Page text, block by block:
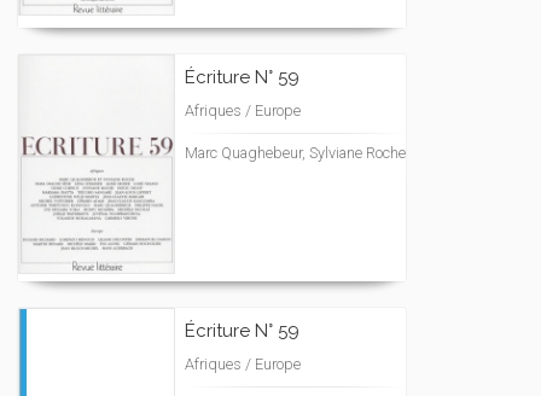
Écriture N° 59
Afriques / Europe
Marc Quaghebeur, Sylviane Roche
Écriture N° 59
Afriques / Europe